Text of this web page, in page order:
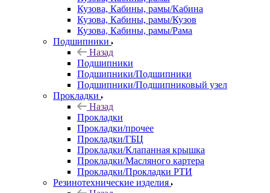
Кузова, Кабины, рамы/Кабина
Кузова, Кабины, рамы/Кузов
Кузова, Кабины, рамы/Рама
Подшипники
Назад
Подшипники
Подшипники/Подшипники
Подшипники/Подшипниковый узел
Прокладки
Назад
Прокладки
Прокладки/прочее
Прокладки/ГБЦ
Прокладки/Клапанная крышка
Прокладки/Масляного картера
Прокладки/Прокладки РТИ
Резинотехнические изделия